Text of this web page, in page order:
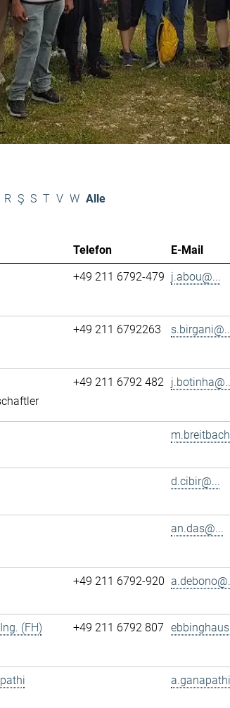
R Ş S T V W Alle
Telefon E-Mail
+49 211 6792-479 j.abou@...
+49 211 6792263
+49 211 6792 482
d.cibir@...
an.das@...
+49 211 6792-920
(FH) +49 211 6792 807